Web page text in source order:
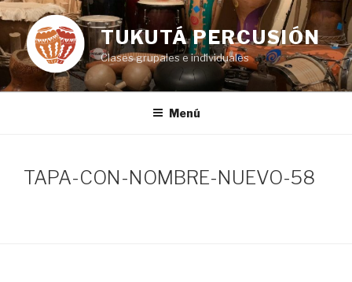
Ir
contenido
TUKUTÁ PERCUSIÓN
Clases grupales e individuales
Menú
TAPA-CON-NOMBRE-NUEVO-58